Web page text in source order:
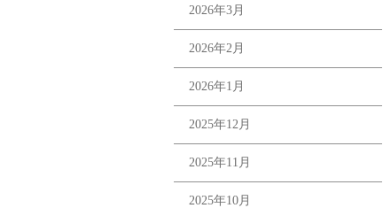
2026年3月
2026年2月
2026年1月
2025年12月
2025年11月
2025年10月